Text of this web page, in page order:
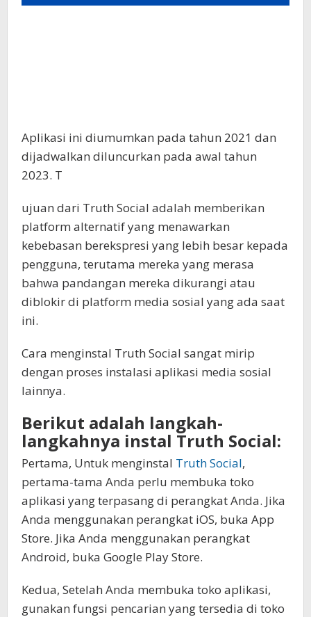
Aplikasi ini diumumkan pada tahun 2021 dan
dijadwalkan diluncurkan pada awal tahun
2023. T
ujuan dari Truth Social adalah memberikan
platform alternatif yang menawarkan
kebebasan berekspresi yang lebih besar kepada
pengguna, terutama mereka yang merasa
bahwa pandangan mereka dikurangi atau
diblokir di platform media sosial yang ada saat
ini.
Cara menginstal Truth Social sangat mirip
dengan proses instalasi aplikasi media sosial
lainnya.
Berikut adalah langkah-
langkahnya instal Truth Social:
Pertama, Untuk menginstal Truth Social,
pertama-tama Anda perlu membuka toko
aplikasi yang terpasang di perangkat Anda. Jika
Anda menggunakan perangkat iOS, buka App
Store. Jika Anda menggunakan perangkat
Android, buka Google Play Store.
Kedua, Setelah Anda membuka toko aplikasi,
gunakan fungsi pencarian yang tersedia di toko